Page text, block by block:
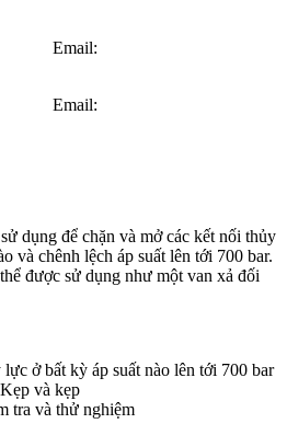
dụng để chặn và mở các kết nối thủy
và chênh lệch áp suất lên tới 700 bar.
được sử dụng như một van xả đối
ở bất kỳ áp suất nào lên tới 700 bar
và kẹp
tra và thử nghiệm